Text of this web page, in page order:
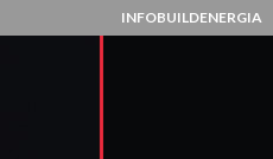
INFOBUILDENERGIA